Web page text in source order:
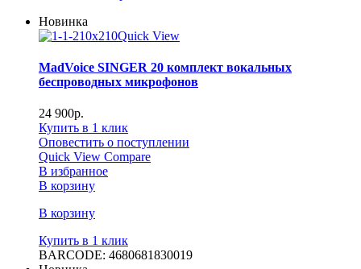
Новинка
Quick View
MadVoice SINGER 20 комплект вокальных
беспроводных микрофонов
24 900р.
Купить в 1 клик
Оповестить о поступлении
Quick View Compare
В избранное
В корзину
В корзину
Купить в 1 клик
BARCODE: 4680681830019